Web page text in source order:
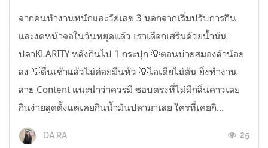
จากคนทำงานหนักและวัยเลข 3 นอกจากเริ่มปรับการกิน
และงดหน้าจอในวันหยุดแล้ว เราเลือกเสริมด้วยน้ำมัน
ปลาKLARITY หลังกินไป 1 กระปุก 💡ตอนบ่ายสมองล้าน้อย
ลง 💡ตื่นเช้าแล้วไม่ค่อยมึนหัว 💡ไอเดียไม่ตัน ยิ่งทำงาน
สาย Content แนะนำว่าควรมี ชอบตรงที่ไม่มีกลิ่นคาวเลย
กินง่ายสุดตั้งแต่เคยกินน้ำมันปลามาเลย ใครที่เคยกิ...
DA RA 25